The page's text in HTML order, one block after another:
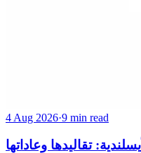
4 Aug 2026·9 min read
تقاليدها وعاداتها